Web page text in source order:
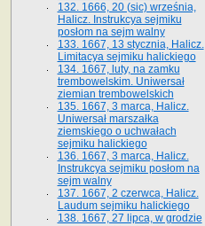
132. 1666, 20 (sic) września,
Halicz. Instrukcya sejmiku
posłom na sejm walny
133. 1667, 13 stycznia, Halicz.
Limitacya sejmiku halickiego
134. 1667, luty, na zamku
trembowelskim. Uniwersał
ziemian trembowelskich
135. 1667, 3 marca, Halicz.
Uniwersał marszałka
ziemskiego o uchwałach
sejmiku halickiego
136. 1667, 3 marca, Halicz.
Instrukcya sejmiku posłom na
sejm walny
137. 1667, 2 czerwca, Halicz.
Laudum sejmiku halickiego
138. 1667, 27 lipca, w grodzie